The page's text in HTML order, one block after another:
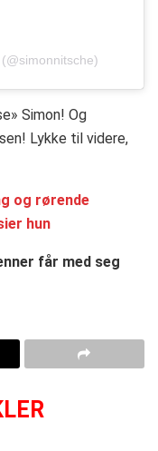
Simon! Og
Lykke til videre,
og rørende
hun
får med seg